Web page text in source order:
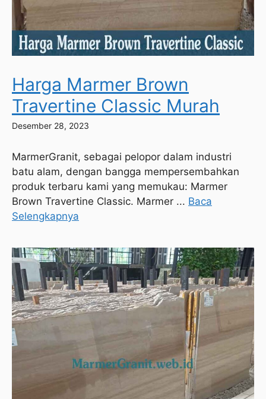
Harga Marmer Brown
Travertine Classic Murah
Desember 28, 2023
MarmerGranit, sebagai pelopor dalam industri
batu alam, dengan bangga mempersembahkan
produk terbaru kami yang memukau: Marmer
Brown Travertine Classic. Marmer ... Baca
Selengkapnya